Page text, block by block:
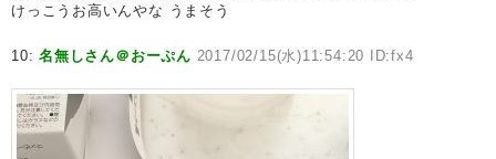
けっこうお高いんやな うまそう
10:名無しさん＠おーぷん 2017/02/15(水)11:54:20 ID:fx4